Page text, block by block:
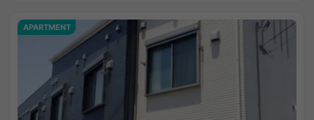
APARTMENT